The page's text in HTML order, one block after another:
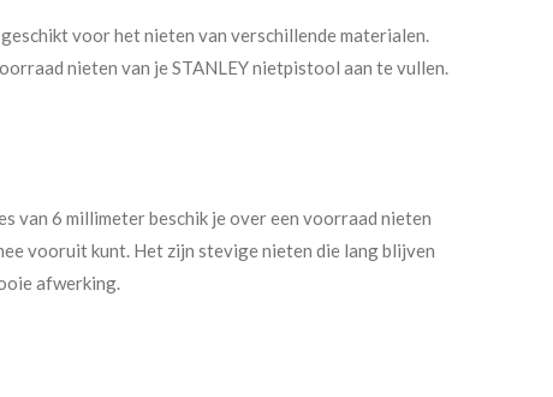
voor het nieten van verschillende materialen.
nieten van je STANLEY nietpistool aan te vullen.
van 6 millimeter beschik je over een voorraad nieten
vooruit kunt. Het zijn stevige nieten die lang blijven
afwerking.